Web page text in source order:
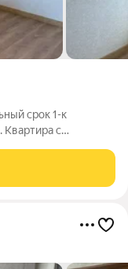
срок 1-к
Квартира с
,1 спальное